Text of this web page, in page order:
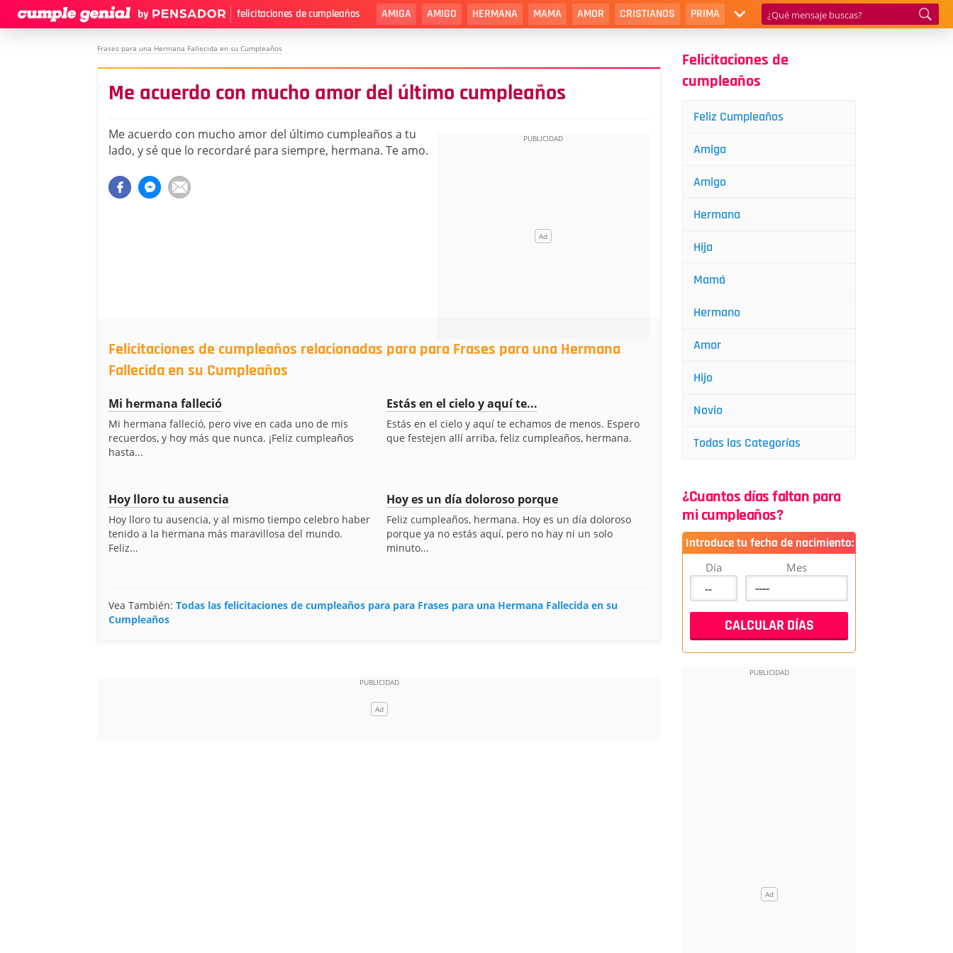
felicitaciones de cumpleaños AMIGA AMIGO HERMANA MAMA AMOR CRISTIANOS PRIMA
Frases para una Hermana Fallecida en su Cumpleaños
Me acuerdo con mucho amor del último cumpleaños
Me acuerdo con mucho amor del último cumpleaños a tu
lado, y sé que lo recordaré para siempre, hermana. Te amo.
Felicitaciones de cumpleaños relacionadas para para Frases para una Hermana
Fallecida en su Cumpleaños
Mi hermana falleció
Mi hermana falleció, pero vive en cada uno de mis
recuerdos, y hoy más que nunca. ¡Feliz cumpleaños
hasta...
Estás en el cielo y aquí te...
Estás en el cielo y aquí te echamos de menos. Espero
que festejen allí arriba, feliz cumpleaños, hermana.
Hoy lloro tu ausencia
Hoy lloro tu ausencia, y al mismo tiempo celebro haber
tenido a la hermana más maravillosa del mundo.
Feliz...
Hoy es un día doloroso porque
Feliz cumpleaños, hermana. Hoy es un día doloroso
porque ya no estás aquí, pero no hay ni un solo
minuto...
Vea También: Todas las felicitaciones de cumpleaños para para Frases para una Hermana Fallecida en su
Cumpleaños
Felicitaciones de
cumpleaños
Feliz Cumpleaños
Amiga
Amigo
Hermana
Hija
Mamá
Hermano
Amor
Hijo
Novio
Todas las Categorías
¿Cuantos días faltan para
mi cumpleaños?
Introduce tu fecha de nacimiento:
Día Mes